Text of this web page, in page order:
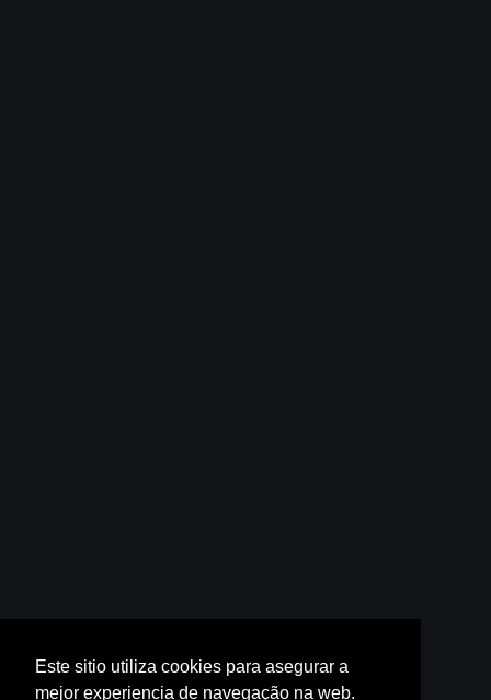
Este sitio utiliza cookies para asegurar a
mejor experiencia de navegação na web.